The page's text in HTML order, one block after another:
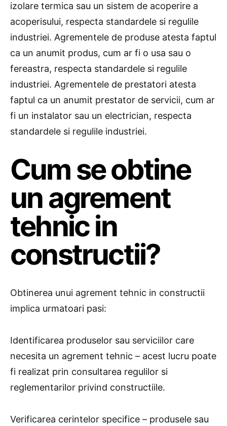
izolare termica sau un sistem de acoperire a
acoperisului, respecta standardele si regulile
industriei. Agrementele de produse atesta faptul
ca un anumit produs, cum ar fi o usa sau o
fereastra, respecta standardele si regulile
industriei. Agrementele de prestatori atesta
faptul ca un anumit prestator de servicii, cum ar
fi un instalator sau un electrician, respecta
standardele si regulile industriei.
Cum se obtine
un agrement
tehnic in
constructii?
Obtinerea unui agrement tehnic in constructii
implica urmatoari pasi:
Identificarea produselor sau serviciilor care
necesita un agrement tehnic – acest lucru poate
fi realizat prin consultarea regulilor si
reglementarilor privind constructiile.
Verificarea cerintelor specifice – produsele sau